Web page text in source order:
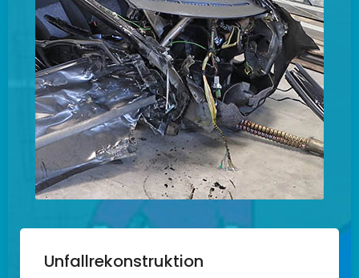
Unfallrekonstruktion